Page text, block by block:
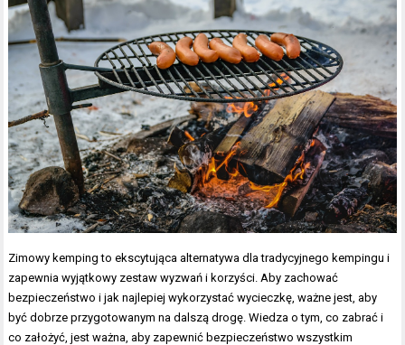
Zimowy kemping to ekscytująca alternatywa dla tradycyjnego kempingu i
zapewnia wyjątkowy zestaw wyzwań i korzyści. Aby zachować
bezpieczeństwo i jak najlepiej wykorzystać wycieczkę, ważne jest, aby
być dobrze przygotowanym na dalszą drogę. Wiedza o tym, co zabrać i
co założyć, jest ważna, aby zapewnić bezpieczeństwo wszystkim